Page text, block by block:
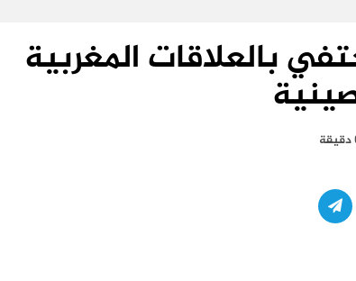
بالعلاقات المغربية